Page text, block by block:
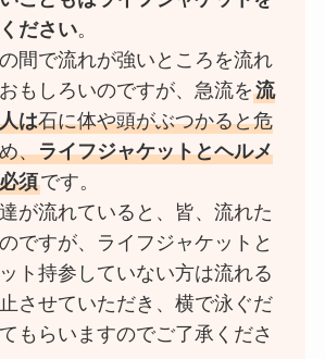
ださい。
間で流れが強いところを流れ
もしろいのですが、急流を流
は石に体や頭がぶつかると危
、ライフジャケットとヘルメ
須です。
が流れていると、皆、流れた
ですが、ライフジャケットと
ト持参していない方は流れる
させていただき、横で泳ぐだ
もらいますのでご了承くださ